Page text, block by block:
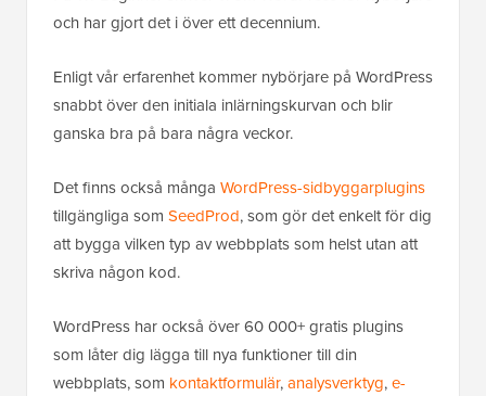
och har gjort det i över ett decennium.
Enligt vår erfarenhet kommer nybörjare på WordPress
snabbt över den initiala inlärningskurvan och blir
ganska bra på bara några veckor.
Det finns också många WordPress-sidbyggarplugins
tillgängliga som SeedProd, som gör det enkelt för dig
att bygga vilken typ av webbplats som helst utan att
skriva någon kod.
WordPress har också över 60 000+ gratis plugins
som låter dig lägga till nya funktioner till din
webbplats, som kontaktformulär,analysverktyg,e-